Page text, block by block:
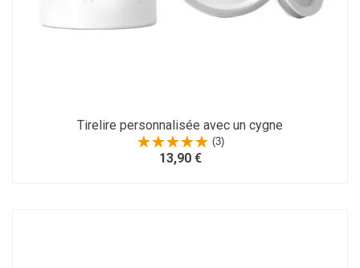
Tirelire personnalisée avec un cygne
(3)
13,90 €